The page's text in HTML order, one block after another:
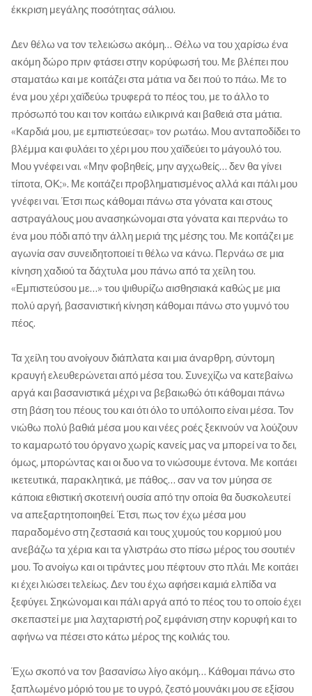
έκκριση μεγάλης ποσότητας σάλιου.
Δεν θέλω να τον τελειώσω ακόμη… Θέλω να του χαρίσω ένα
ακόμη δώρο πριν φτάσει στην κορύφωσή του. Με βλέπει που
σταματάω και με κοιτάζει στα μάτια να δει πού το πάω. Με το
ένα μου χέρι χαϊδεύω τρυφερά το πέος του, με το άλλο το
πρόσωπό του και τον κοιτάω ειλικρινά και βαθειά στα μάτια.
«Καρδιά μου, με εμπιστεύεσαι;» τον ρωτάω. Μου ανταποδίδει το
βλέμμα και φυλάει το χέρι μου που χαϊδεύει το μάγουλό του.
Μου γνέφει ναι. «Μην φοβηθείς, μην αγχωθείς… δεν θα γίνει
τίποτα, ΟΚ;». Με κοιτάζει προβληματισμένος αλλά και πάλι μου
γνέφει ναι. Έτσι πως κάθομαι πάνω στα γόνατα και στους
αστραγάλους μου ανασηκώνομαι στα γόνατα και περνάω το
ένα μου πόδι από την άλλη μεριά της μέσης του. Με κοιτάζει με
αγωνία σαν συνειδητοποιεί τι θέλω να κάνω. Περνάω σε μια
κίνηση χαδιού τα δάχτυλα μου πάνω από τα χείλη του.
«Εμπιστεύσου με…» του ψιθυρίζω αισθησιακά καθώς με μια
πολύ αργή, βασανιστική κίνηση κάθομαι πάνω στο γυμνό του
πέος.
Τα χείλη του ανοίγουν διάπλατα και μια άναρθρη, σύντομη
κραυγή ελευθερώνεται από μέσα του. Συνεχίζω να κατεβαίνω
αργά και βασανιστικά μέχρι να βεβαιωθώ ότι κάθομαι πάνω
στη βάση του πέους του και ότι όλο το υπόλοιπο είναι μέσα. Τον
νιώθω πολύ βαθιά μέσα μου και νέες ροές ξεκινούν να λούζουν
το καμαρωτό του όργανο χωρίς κανείς μας να μπορεί να το δει,
όμως, μπορώντας και οι δυο να το νιώσουμε έντονα. Με κοιτάει
ικετευτικά, παρακλητικά, με πάθος… σαν να τον μύησα σε
κάποια εθιστική σκοτεινή ουσία από την οποία θα δυσκολευτεί
να απεξαρτητοποιηθεί. Έτσι, πως τον έχω μέσα μου
παραδομένο στη ζεστασιά και τους χυμούς του κορμιού μου
ανεβάζω τα χέρια και τα γλιστράω στο πίσω μέρος του σουτιέν
μου. Το ανοίγω και οι τιράντες μου πέφτουν στο πλάι. Με κοιτάει
κι έχει λιώσει τελείως. Δεν του έχω αφήσει καμιά ελπίδα να
ξεφύγει. Σηκώνομαι και πάλι αργά από το πέος του το οποίο έχει
σκεπαστεί με μια λαχταριστή ροζ εμφάνιση στην κορυφή και το
αφήνω να πέσει στο κάτω μέρος της κοιλιάς του.
Έχω σκοπό να τον βασανίσω λίγο ακόμη… Κάθομαι πάνω στο
ξαπλωμένο μόριό του με το υγρό, ζεστό μουνάκι μου σε εξίσου